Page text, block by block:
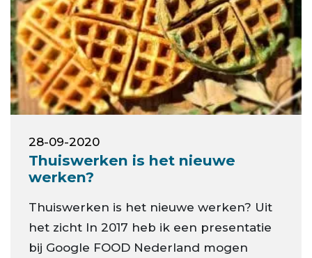
28-09-2020
Thuiswerken is het nieuwe
werken?
Thuiswerken is het nieuwe werken? Uit
het zicht In 2017 heb ik een presentatie
bij Google FOOD Nederland mogen